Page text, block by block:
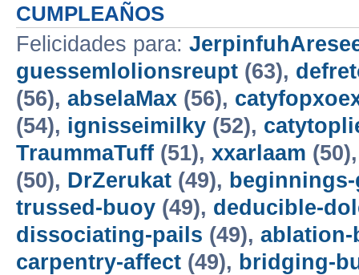
CUMPLEAÑOS
Felicidades para:
guessemlolionsreupt (63),
(56), abselaMax (56),
(54), ignisseimilky (52),
TraummaTuff (51), xxarlaam
(50), DrZerukat (49),
trussed-buoy (49), deducible-
dissociating-pails (49),
carpentry-affect (49), bridging-